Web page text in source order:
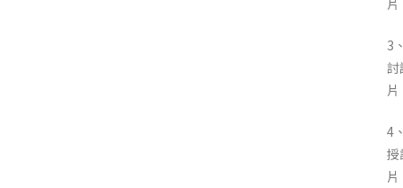
片
3
討
片
4
授
片